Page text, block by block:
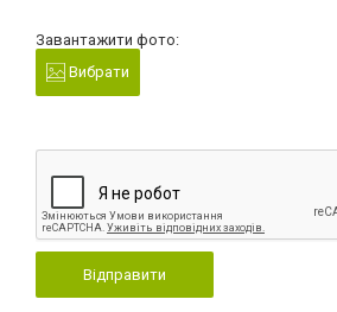
Завантажити фото:
Вибрати
Відправити